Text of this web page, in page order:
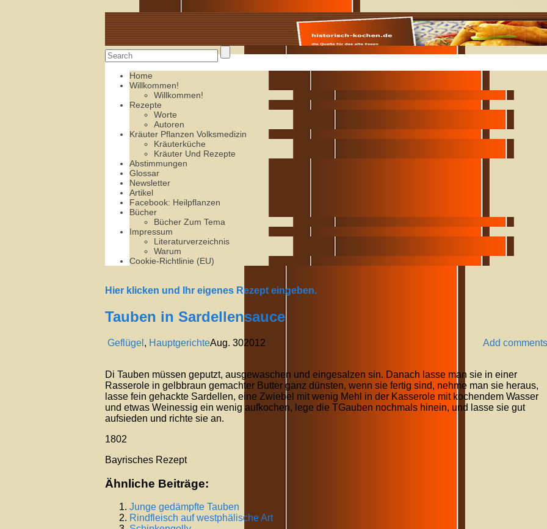
Alte Rezepte online
Home
Willkommen!
Willkommen!
Rezepte
Worte
Autoren
Kräuter Pflanzen Volksmedizin
Kräuterküche
Kräuter Und Rezepte
Abstimmungen
Glossar
Newsletter
Artikel
Facebook: Heilpflanzen
Bücher
Bücher Zum Tema
Impressum
Literaturverzeichnis
Warum
Cookie-Richtlinie (EU)
Hier klicken und Ihr eigenes Rezept eingeben.
Tauben in Sardellensauce
Geflügel , Hauptgerichte Add comments
Aug. 302012
Di Tauben müssen geputzt, ausgewaschen und eingesalzen sin. Danach lasse man sie in einer
Rasserole in gelbbraun gemachter Butter ganz dünsten, wenn sie fertig sind, nehme man sie heraus,
lasse fein gehackte Sardellen, eine Zwiebel mit wenig Mehl in der Kasserole mit kochendem Wasser
und etwas Weinessig ein wenig aufkochen, lege die TGauben nochmals hinein, und lasse sie gut
aufsieden und richte sie an.
1802
Bayrisches Rezept
Ähnliche Beiträge:
Junge gedämpfte Tauben
Rindfleisch auf westphälische Art